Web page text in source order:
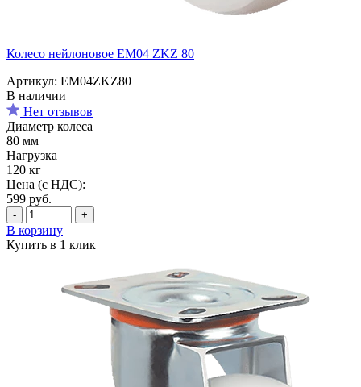
Колесо нейлоновое EM04 ZKZ 80
Артикул: EM04ZKZ80
В наличии
Нет отзывов
Диаметр колеса
80 мм
Нагрузка
120 кг
Цена (с НДС):
599 руб.
- +
В корзину
Купить в 1 клик